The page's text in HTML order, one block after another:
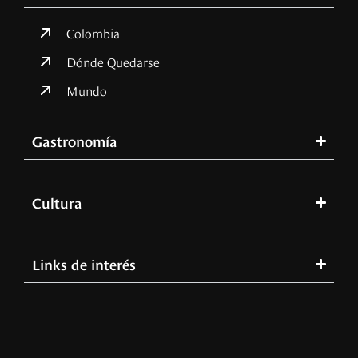
Colombia
Dónde Quedarse
Mundo
Gastronomía
Cultura
Links de interés